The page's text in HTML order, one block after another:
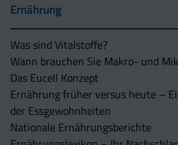
Ernährung
Was sind Vitalstoffe?
Wann brauchen Sie Makro- und
Das Eucell Konzept
Ernährung früher versus heute –
der Essgewohnheiten
Nationale Ernährungsberichte